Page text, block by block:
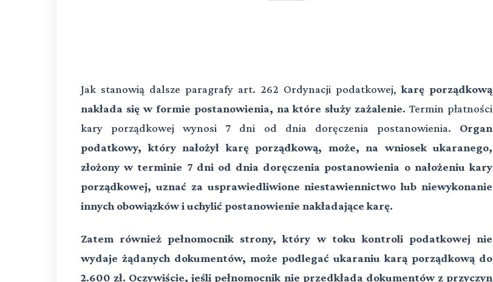
Jak stanowią dalsze paragrafy art. 262 Ordynacji podatkowej,karę porządkową
nakłada się w formie postanowienia, na które służy zażalenie.Termin płatności
kary porządkowej wynosi 7 dni od dnia doręczenia postanowienia. Organ
podatkowy, który nałożył karę porządkową, może, na wniosek ukaranego,
złożony w terminie 7 dni od dnia doręczenia postanowienia o nałożeniu kary
porządkowej, uznać za usprawiedliwione niestawiennictwo lub niewykonanie
innych obowiązków i uchylić postanowienie nakładające karę.
Zatem również pełnomocnik strony, który w toku kontroli podatkowej nie
wydaje żądanych dokumentów, może podlegać ukaraniu karą porządkową do
2.600 zł. Oczywiście, jeśli pełnomocnik nie przedkłada dokumentów z przyczyn